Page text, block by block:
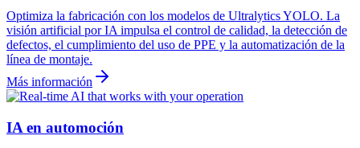
Optimiza la fabricación con los modelos de Ultralytics YOLO. La
visión artificial por IA impulsa el control de calidad, la detección de
defectos, el cumplimiento del uso de PPE y la automatización de la
línea de montaje.
Más información
IA en automoción